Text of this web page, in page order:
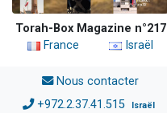
Torah-Box Magazine n°217
France
Israël
Nous contacter
+972.2.37.41.515 Israël